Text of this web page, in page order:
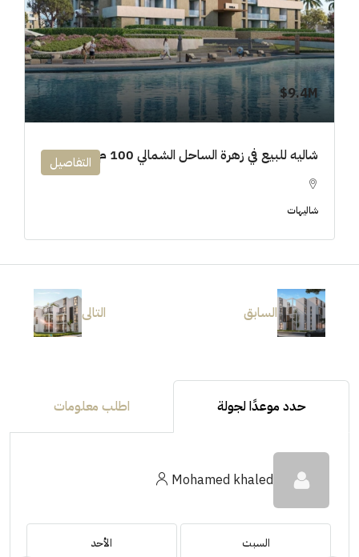
9.4M$
شاليه للبيع في زهرة الساحل الشمالي 100 م
شاليهات
التفاصيل
السابق التالى
حدد موعدًا لجولة اطلب معلومات
Mohamed khaled
السبت الأحد